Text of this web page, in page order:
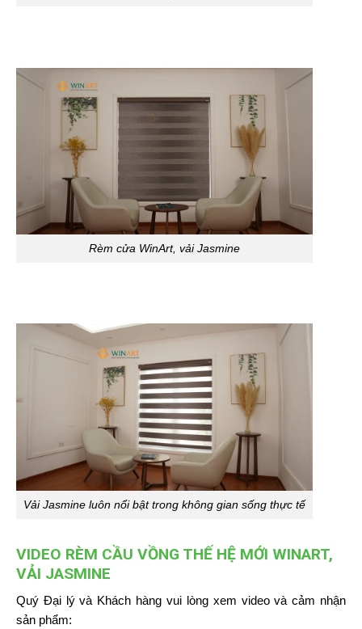
Rèm cửa WinArt, vải Jasmine
Vải Jasmine luôn nổi bật trong không gian sống thực tế
VIDEO RÈM CẦU VỒNG THẾ HỆ MỚI WINART,
VẢI JASMINE
Quý Đại lý và Khách hàng vui lòng xem video và cảm nhận
sản phẩm: